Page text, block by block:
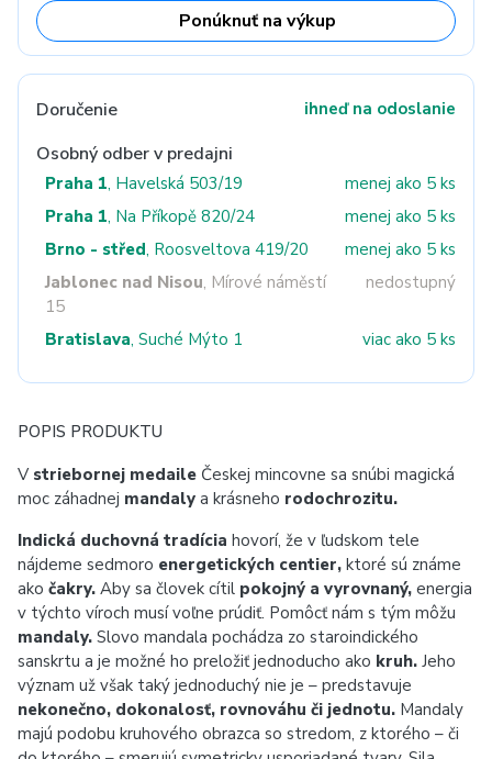
Ponúknuť na výkup
Doručenie ihneď na odoslanie
Osobný odber v predajni
Praha 1, Havelská 503/19
menej ako 5 ks
Praha 1, Na Příkopě 820/24
menej ako 5 ks
Brno - střed, Roosveltova 419/20
menej ako 5 ks
Jablonec nad Nisou, Mírové náměstí
15
nedostupný
Bratislava, Suché Mýto 1 viac ako 5 ks
POPIS PRODUKTU
Vstriebornej medaile Českej mincovne sa snúbi magická
moc záhadnej mandaly a krásneho rodochrozitu.
Indická duchovná tradícia hovorí, že v ľudskom tele
nájdeme sedmoro energetických centier, ktoré sú známe
ako čakry. Aby sa človek cítil pokojný a vyrovnaný, energia
v týchto víroch musí voľne prúdiť. Pomôcť nám s tým môžu
mandaly. Slovo mandala pochádza zo staroindického
sanskrtu a je možné ho preložiť jednoducho ako kruh. Jeho
význam už však taký jednoduchý nie je – predstavuje
nekonečno, dokonalosť, rovnováhu či jednotu. Mandaly
majú podobu kruhového obrazca so stredom, z ktorého – či